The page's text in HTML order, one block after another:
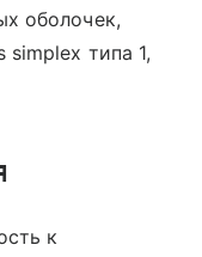
оболочек,
simplex типа 1,
к